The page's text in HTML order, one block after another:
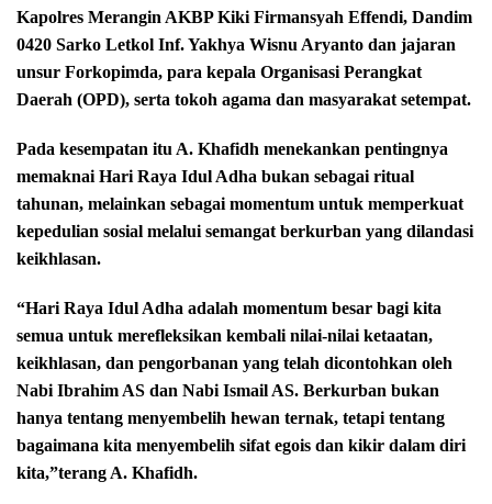
Kapolres Merangin AKBP Kiki Firmansyah Effendi, Dandim
0420 Sarko Letkol Inf. Yakhya Wisnu Aryanto dan jajaran
unsur Forkopimda, para kepala Organisasi Perangkat
Daerah (OPD), serta tokoh agama dan masyarakat setempat.
Pada kesempatan itu A. Khafidh menekankan pentingnya
memaknai Hari Raya Idul Adha bukan sebagai ritual
tahunan, melainkan sebagai momentum untuk memperkuat
kepedulian sosial melalui semangat berkurban yang dilandasi
keikhlasan.
“Hari Raya Idul Adha adalah momentum besar bagi kita
semua untuk merefleksikan kembali nilai-nilai ketaatan,
keikhlasan, dan pengorbanan yang telah dicontohkan oleh
Nabi Ibrahim AS dan Nabi Ismail AS. Berkurban bukan
hanya tentang menyembelih hewan ternak, tetapi tentang
bagaimana kita menyembelih sifat egois dan kikir dalam diri
kita,”terang A. Khafidh.